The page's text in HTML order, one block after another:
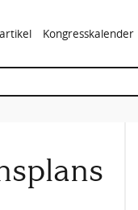
Kongresskalender